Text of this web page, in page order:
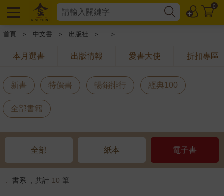
0
首頁 ＞ 中文書 ＞ 出版社 ＞ ＞ .
本月選書 出版情報 愛書大使 折扣專區
新書 特價書 暢銷排行 經典100
全部書籍
全部 紙本 電子書
. 書系 ，共計 10 筆